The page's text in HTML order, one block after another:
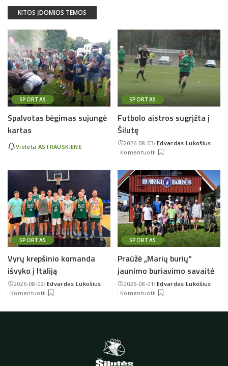
KITOS ĮDOMIOS TEMOS
SPORTAS
Spalvotas bėgimas sujungė
kartas
Violeta ASTRAUSKIENĖ
SPORTAS
Futbolo aistros sugrįžta į
Šilutę
2026-08-03Posted
by
Edvardas Lukošius
Komentuoti
SPORTAS
Vyrų krepšinio komanda
išvyko į Italiją
2026-08-02Posted
by
Edvardas Lukošius
Komentuoti
SPORTAS
Praūžė „Marių burių“
jaunimo buriavimo savaitė
2026-08-01 Posted
by
Edvardas Lukošius
Komentuoti